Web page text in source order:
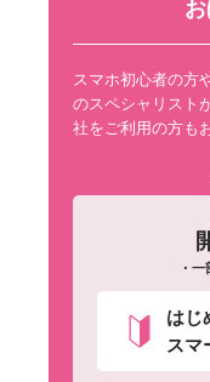
スマホ初心者の方
のスペシャリスト
社をご利用の方も
・
はじ
スマ